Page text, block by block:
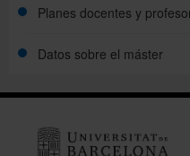
Calendario
Horarios de clase
Evaluación
Planes docentes y
Planes docentes
Profesorado
Datos sobre el máster